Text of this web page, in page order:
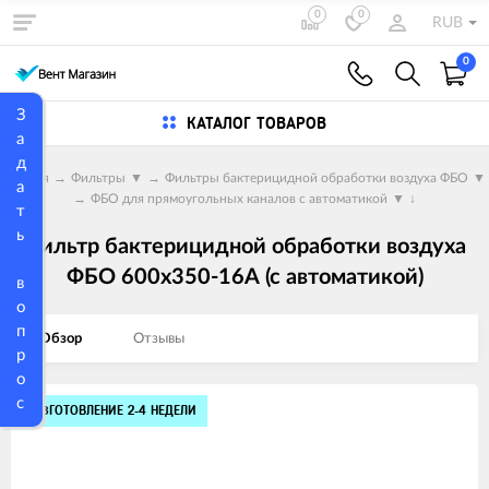
З
а
д
а
т
ь
в
о
п
р
о
с
0 0
RUB
0
КАТАЛОГ ТОВАРОВ
Главная → Фильтры ▼ → Фильтры бактерицидной обработки воздуха ФБО ▼
→ ФБО для прямоугольных каналов с автоматикой ▼ ↓
Фильтр бактерицидной обработки воздуха
ФБО 600х350-16А (с автоматикой)
Обзор Отзывы
Изображения
ИЗГОТОВЛЕНИЕ 2-4 НЕДЕЛИ